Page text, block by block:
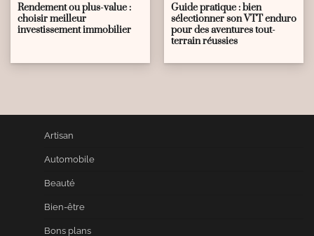
Rendement ou plus-value :
choisir meilleur
investissement immobilier
Guide pratique : bien
sélectionner son VTT enduro
pour des aventures tout-
terrain réussies
Artisan
Automobile
Beauté
Bien-être
Bons plans